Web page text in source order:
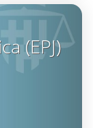
(EPJ)